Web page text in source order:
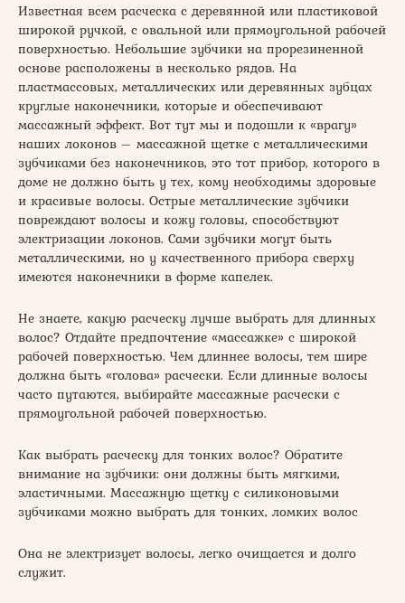
Известная всем расческа с деревянной или пластиковой
широкой ручкой, с овальной или прямоугольной рабочей
поверхностью. Небольшие зубчики на прорезиненной
основе расположены в несколько рядов. На
пластмассовых, металлических или деревянных зубцах
круглые наконечники, которые и обеспечивают
массажный эффект. Вот тут мы и подошли к «врагу»
наших локонов – массажной щетке с металлическими
зубчиками без наконечников, это тот прибор, которого в
доме не должно быть у тех, кому необходимы здоровые
и красивые волосы. Острые металлические зубчики
повреждают волосы и кожу головы, способствуют
электризации локонов. Сами зубчики могут быть
металлическими, но у качественного прибора сверху
имеются наконечники в форме капелек.
Не знаете, какую расческу лучше выбрать для длинных
волос? Отдайте предпочтение «массажке» с широкой
рабочей поверхностью. Чем длиннее волосы, тем шире
должна быть «голова» расчески. Если длинные волосы
часто путаются, выбирайте массажные расчески с
прямоугольной рабочей поверхностью.
Как выбрать расческу для тонких волос? Обратите
внимание на зубчики: они должны быть мягкими,
эластичными. Массажную щетку с силиконовыми
зубчиками можно выбрать для тонких, ломких волос
Она не электризует волосы, легко очищается и долго
служит.